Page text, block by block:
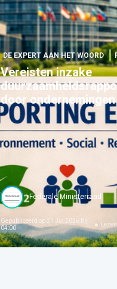
DE EXPERT AAN HET WOORD
Vereisten inzake
door ondernemingen
Federale Ministerraad
Gepubliceerd op 21 Jul 2026 bij
04:00
Lezen